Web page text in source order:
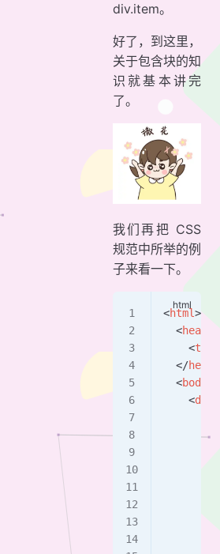
div.item。
好了，到这里，
关于包含块的知
识就基本讲完
了。
我们再把 CSS
规范中所举的例
子来看一下。
<html>
  <
head
    <
  </
head
  <
body
    <
div
      <
p